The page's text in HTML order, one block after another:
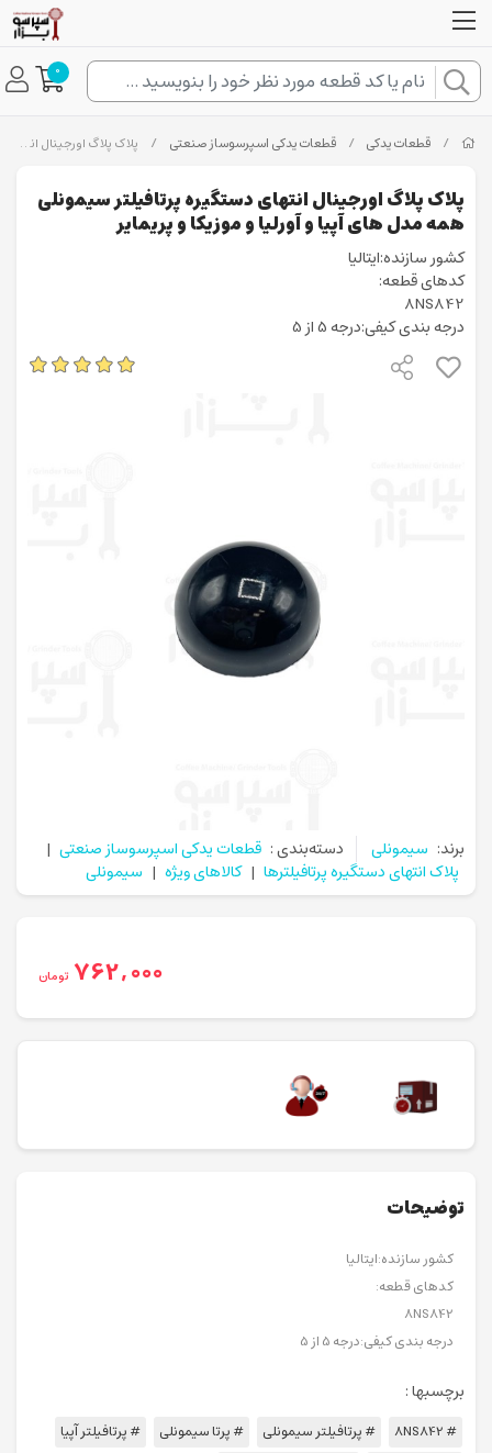
0
/ قطعات یدکی / قطعات یدکی اسپرسوساز صنعتی / پلاک پلاگ اورجینال انتهای دستگیره پرتافیلتر سیمونلی همه مدل های آپیا و آورلیا و موزیکا و پریمایر
پلاک پلاگ اورجینال انتهای دستگیره پرتافیلتر سیمونلی
همه مدل های آپیا و آورلیا و موزیکا و پریمایر
کشور سازنده:ایتالیا
کدهای قطعه:
8NS842
درجه بندی کیفی:درجه 5 از 5
برند: سیمونلی دسته‌بندی : قطعات یدکی اسپرسوساز صنعتی |
پلاک انتهای دستگیره پرتافیلترها | کالاهای ویژه | سیمونلی
762,000 تومان
توضیحات
کشور سازنده:ایتالیا
کدهای قطعه:
8NS842
درجه بندی کیفی:درجه 5 از 5
برچسبها :
# 8NS842 # پرتافیلتر سیمونلی # پرتا سیمونلی
# پرتافیلتر آپیا